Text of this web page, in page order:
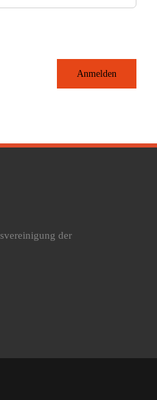
Anmelden
der